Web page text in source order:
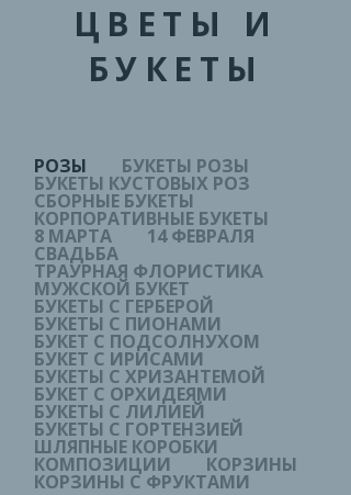
ЦВЕТЫ И
БУКЕТЫ
РОЗЫ БУКЕТЫ РОЗЫ
БУКЕТЫ КУСТОВЫХ РОЗ
СБОРНЫЕ БУКЕТЫ
КОРПОРАТИВНЫЕ БУКЕТЫ
8 МАРТА 14 ФЕВРАЛЯ
СВАДЬБА
ТРАУРНАЯ ФЛОРИСТИКА
МУЖСКОЙ БУКЕТ
БУКЕТЫ С ГЕРБЕРОЙ
БУКЕТЫ С ПИОНАМИ
БУКЕТ С ПОДСОЛНУХОМ
БУКЕТ С ИРИСАМИ
БУКЕТЫ С ХРИЗАНТЕМОЙ
БУКЕТ С ОРХИДЕЯМИ
БУКЕТЫ С ЛИЛИЕЙ
БУКЕТЫ С ГОРТЕНЗИЕЙ
ШЛЯПНЫЕ КОРОБКИ
КОМПОЗИЦИИ КОРЗИНЫ
КОРЗИНЫ С ФРУКТАМИ